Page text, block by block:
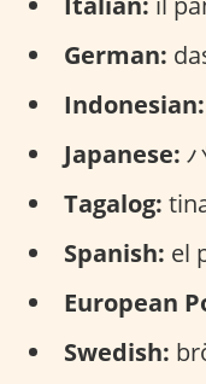
German:
Indonesian:
Japanese:
Tagalog:
Spanish: el
European
Swedish: